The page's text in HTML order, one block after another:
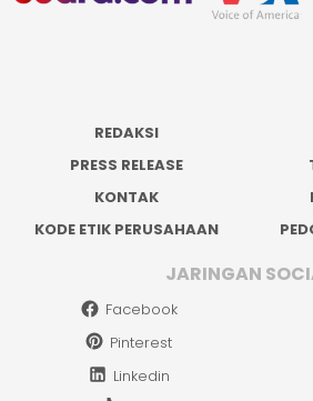
REDAKSI
PRESS RELEASE
KONTAK
KODE ETIK PERUSAHAAN
JARINGAN
Facebook
Pinterest
Linkedin